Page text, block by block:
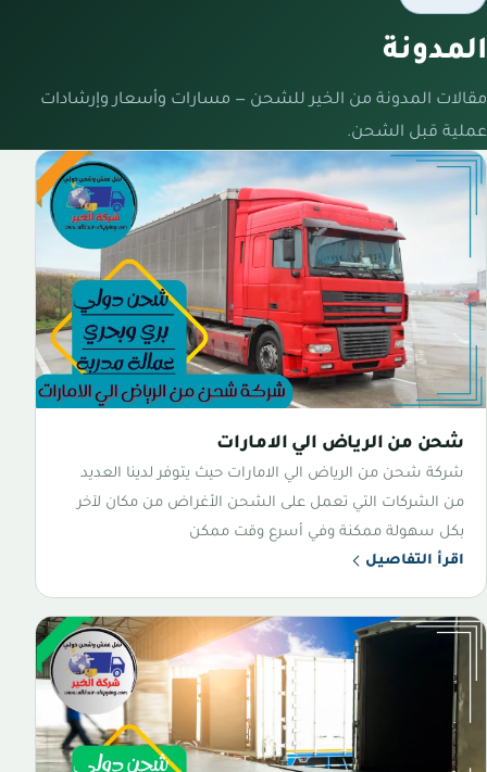
المدونة
مقالات المدونة من الخير للشحن — مسارات وأسعار وإرشادات
عملية قبل الشحن.
شحن من الرياض الي الامارات
شركة شحن من الرياض الي الامارات حيث يتوفر لدينا العديد
من الشركات التي تعمل على الشحن الأغراض من مكان لآخر
بكل سهولة ممكنة وفي أسرع وقت ممكن
اقرأ التفاصيل